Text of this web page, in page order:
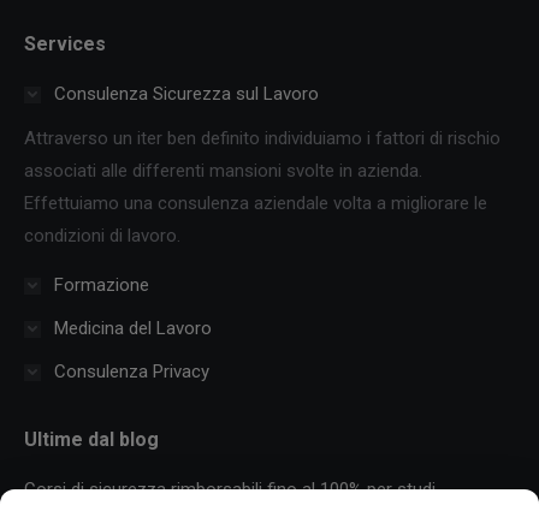
opens
window
opens
window
Services
Consulenza Sicurezza sul Lavoro
Attraverso un iter ben definito individuiamo i fattori di rischio
associati alle differenti mansioni svolte in azienda.
Effettuiamo una consulenza aziendale volta a migliorare le
condizioni di lavoro.
Formazione
Medicina del Lavoro
Consulenza Privacy
Ultime dal blog
Corsi di sicurezza rimborsabili fino al 100% per studi